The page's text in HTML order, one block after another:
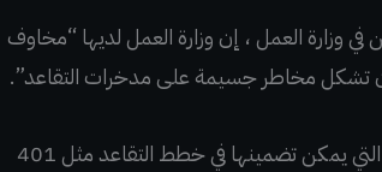
وزارة العمل ، إن وزارة العمل لديها “مخاوف
تشكل مخاطر جسيمة على مدخرات التقاعد”.
كما أشارت وزيرة الخزانة يلين يوم الخميس إلى أن الكونغرس يمكن أن ينظم الأصول التي يمكن تضمينها في خطط التقاعد مثل 401